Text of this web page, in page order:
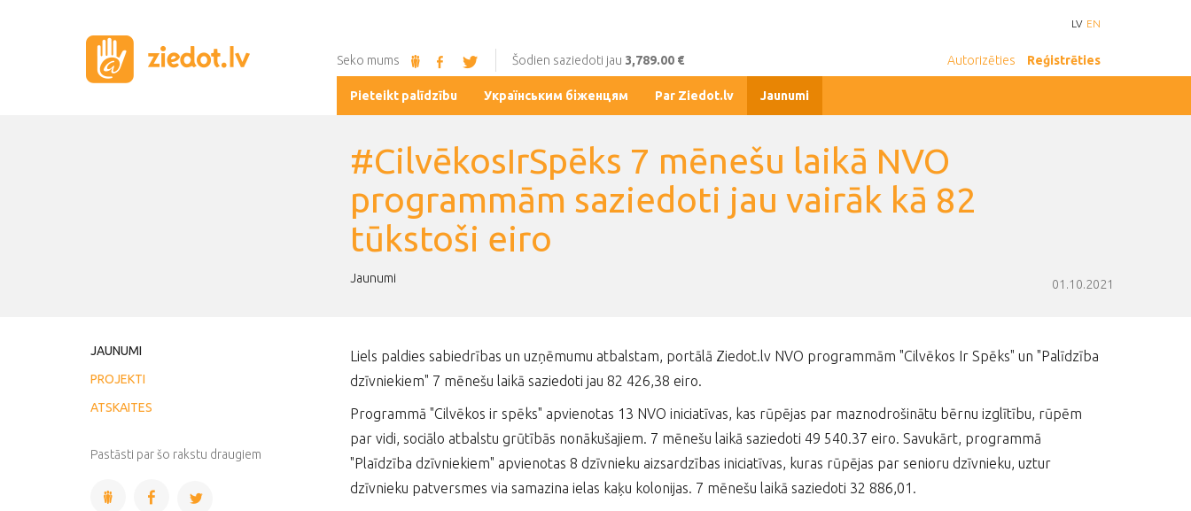
LV EN
Seko mums Šodien saziedoti jau 3,789.00 € Autorizēties Reģistrēties
Pieteikt palīdzību Українським біженцям Par Ziedot.lv Jaunumi
#CilvēkosIrSpēks 7 mēnešu laikā NVO
programmām saziedoti jau vairāk kā 82
tūkstoši eiro
Jaunumi 01.10.2021
JAUNUMI
PROJEKTI
ATSKAITES
Pastāsti par šo rakstu draugiem
Liels paldies sabiedrības un uzņēmumu atbalstam, portālā Ziedot.lv NVO programmām "Cilvēkos Ir Spēks" un "Palīdzība
dzīvniekiem" 7 mēnešu laikā saziedoti jau 82 426,38 eiro.
Programmā "Cilvēkos ir spēks" apvienotas 13 NVO iniciatīvas, kas rūpējas par maznodrošinātu bērnu izglītību, rūpēm
par vidi, sociālo atbalstu grūtībās nonākušajiem. 7 mēnešu laikā saziedoti 49 540.37 eiro. Savukārt, programmā
"Plaīdzība dzīvniekiem" apvienotas 8 dzīvnieku aizsardzības iniciatīvas, kuras rūpējas par senioru dzīvnieku, uztur
dzīvnieku patversmes via samazina ielas kaķu kolonijas. 7 mēnešu laikā saziedoti 32 886,01.